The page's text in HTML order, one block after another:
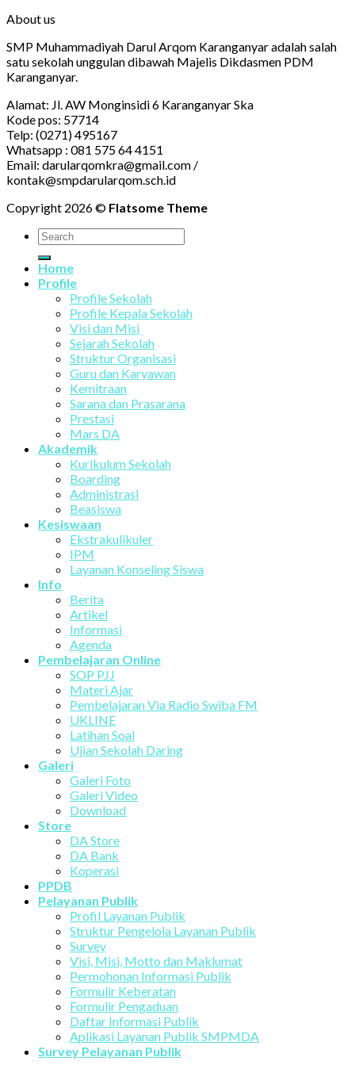
About us
SMP Muhammadiyah Darul Arqom Karanganyar adalah salah
satu sekolah unggulan dibawah Majelis Dikdasmen PDM
Karanganyar.
Alamat: Jl. AW Monginsidi 6 Karanganyar Ska
Kode pos: 57714
Telp: (0271) 495167
Whatsapp : 081 575 64 4151
Email: darularqomkra@gmail.com /
kontak@smpdarularqom.sch.id
Copyright 2026 © Flatsome Theme
Home
Profile
Profile Sekolah
Profile Kepala Sekolah
Visi dan Misi
Sejarah Sekolah
Struktur Organisasi
Guru dan Karyawan
Kemitraan
Sarana dan Prasarana
Prestasi
Mars DA
Akademik
Kurikulum Sekolah
Boarding
Administrasi
Beasiswa
Kesiswaan
Ekstrakulikuler
IPM
Layanan Konseling Siswa
Info
Berita
Artikel
Informasi
Agenda
Pembelajaran Online
SOP PJJ
Materi Ajar
Pembelajaran Via Radio Swiba FM
UKLINE
Latihan Soal
Ujian Sekolah Daring
Galeri
Galeri Foto
Galeri Video
Download
Store
DA Store
DA Bank
Koperasi
PPDB
Pelayanan Publik
Profil Layanan Publik
Struktur Pengelola Layanan Publik
Survey
Visi, Misi, Motto dan Maklumat
Permohonan Informasi Publik
Formulir Keberatan
Formulir Pengaduan
Daftar Informasi Publik
Aplikasi Layanan Publik SMPMDA
Survey Pelayanan Publik